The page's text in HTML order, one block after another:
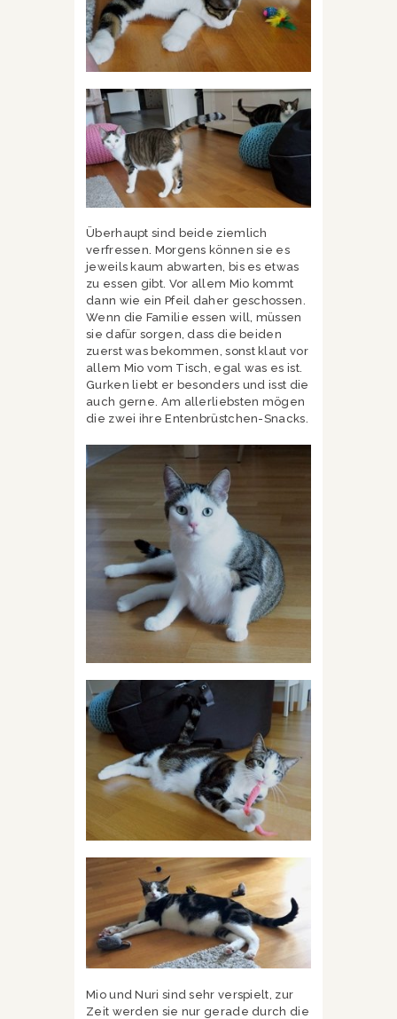
Überhaupt sind beide ziemlich
verfressen. Morgens können sie es
jeweils kaum abwarten, bis es etwas
zu essen gibt. Vor allem Mio kommt
dann wie ein Pfeil daher geschossen.
Wenn die Familie essen will, müssen
sie dafür sorgen, dass die beiden
zuerst was bekommen, sonst klaut vor
allem Mio vom Tisch, egal was es ist.
Gurken liebt er besonders und isst die
auch gerne. Am allerliebsten mögen
die zwei ihre Entenbrüstchen-Snacks.
Mio und Nuri sind sehr verspielt, zur
Zeit werden sie nur gerade durch die